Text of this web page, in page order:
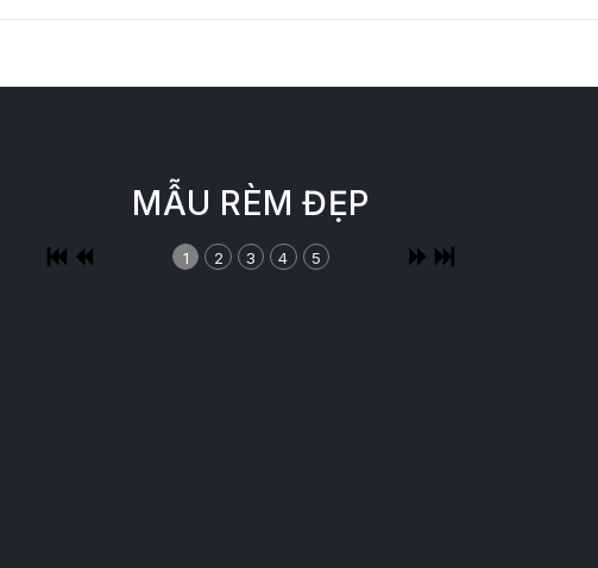
MẪU RÈM ĐẸP
1 2 3 4 5